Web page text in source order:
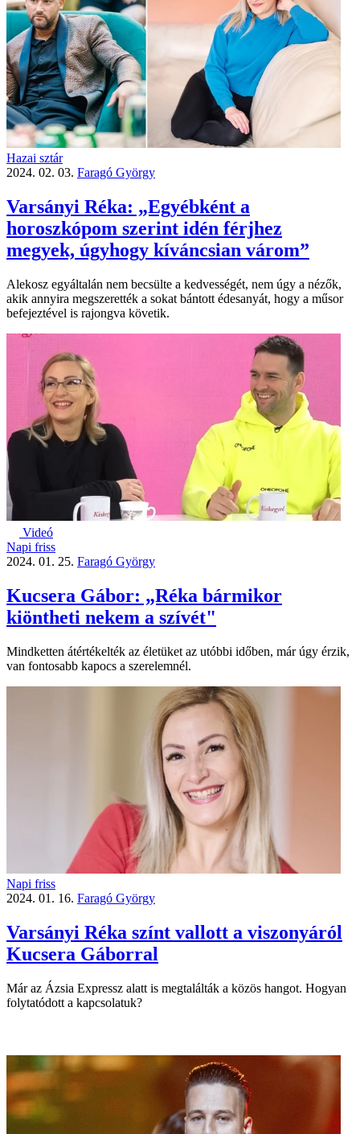
Hazai sztár
2024. 02. 03. Faragó György
Varsányi Réka: „Egyébként a
horoszkópom szerint idén férjhez
megyek, úgyhogy kíváncsian várom”
Alekosz egyáltalán nem becsülte a kedvességét, nem úgy a nézők,
akik annyira megszerették a sokat bántott édesanyát, hogy a műsor
befejeztével is rajongva követik.
Videó
Napi friss
2024. 01. 25. Faragó György
Kucsera Gábor: „Réka bármikor
kiöntheti nekem a szívét"
Mindketten átértékelték az életüket az utóbbi időben, már úgy érzik,
van fontosabb kapocs a szerelemnél.
Napi friss
2024. 01. 16. Faragó György
Varsányi Réka színt vallott a viszonyáról
Kucsera Gáborral
Már az Ázsia Expressz alatt is megtalálták a közös hangot. Hogyan
folytatódott a kapcsolatuk?